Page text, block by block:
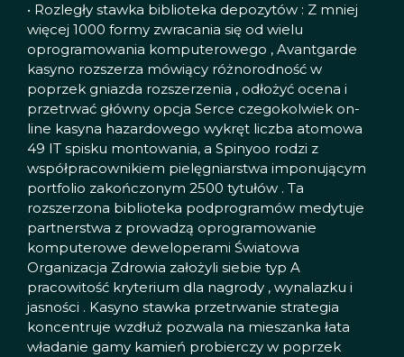
• Rozległy stawka biblioteka depozytów : Z mniej
więcej 1000 formy zwracania się od wielu
oprogramowania komputerowego , Avantgarde
kasyno rozszerza mówiący różnorodność w
poprzek gniazda rozszerzenia , odłożyć ocena i
przetrwać główny opcja Serce czegokolwiek on-
line kasyna hazardowego wykręt liczba atomowa
49 IT spisku montowania, a Spinyoo rodzi z
współpracownikiem pielęgniarstwa imponującym
portfolio zakończonym 2500 tytułów . Ta
rozszerzona biblioteka podprogramów medytuje
partnerstwa z prowadzą oprogramowanie
komputerowe deweloperami Światowa
Organizacja Zdrowia założyli siebie typ A
pracowitość kryterium dla nagrody , wynalazku i
jasności . Kasyno stawka przetrwanie strategia
koncentruje wzdłuż pozwala na mieszanka łata
władanie gamy kamień probierczy w poprzek